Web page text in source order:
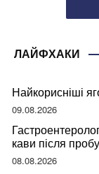
ЛАЙФХАКИ
Найкорисніші
09.08.2026
кави після
08.08.2026